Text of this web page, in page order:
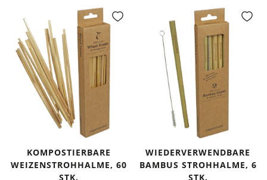
KOMPOSTIERBARE
WEIZENSTROHHALME, 60
STK.
WIEDERVERWENDBARE
BAMBUS STROHHALME, 6
STK.